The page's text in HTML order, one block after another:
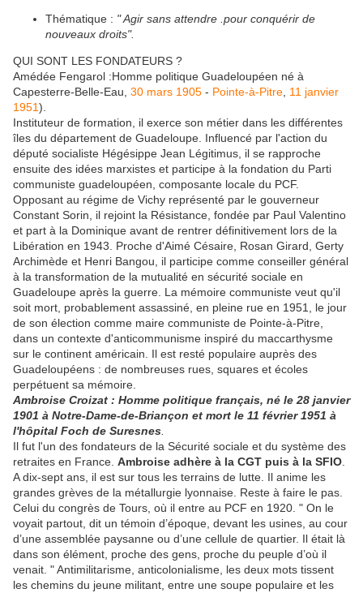
Thématique : " Agir sans attendre .pour conquérir de
nouveaux droits".
QUI SONT LES FONDATEURS ?
Amédée Fengarol :Homme politique Guadeloupéen né à
Capesterre-Belle-Eau, 30 mars 1905 - Pointe-à-Pitre 11 janvier
1951).
Instituteur de formation, il exerce son métier dans les différentes
îles du département de Guadeloupe. Influencé par l'action du
député socialiste Hégésippe Jean Légitimus, il se rapproche
ensuite des idées marxistes et participe à la fondation du Parti
communiste guadeloupéen, composante locale du PCF.
Opposant au régime de Vichy représenté par le gouverneur
Constant Sorin, il rejoint la Résistance, fondée par Paul Valentino
et part à la Dominique avant de rentrer définitivement lors de la
Libération en 1943. Proche d'Aimé Césaire, Rosan Girard, Gerty
Archimède et Henri Bangou, il participe comme conseiller général
à la transformation de la mutualité en sécurité sociale en
Guadeloupe après la guerre. La mémoire communiste veut qu'il
soit mort, probablement assassiné, en pleine rue en 1951, le jour
de son élection comme maire communiste de Pointe-à-Pitre,
dans un contexte d'anticommunisme inspiré du maccarthysme
sur le continent américain. Il est resté populaire auprès des
Guadeloupéens : de nombreuses rues, squares et écoles
perpétuent sa mémoire.
Ambroise Croizat : Homme politique français, né le 28 janvier
1901 à Notre-Dame-de-Briançon et mort le 11 février 1951 à
l'hôpital Foch de Suresnes
Il fut l'un des fondateurs de la Sécurité sociale et du système des
retraites en France. Ambroise adhère à la CGT puis à la SFIO
A dix-sept ans, il est sur tous les terrains de lutte. Il anime les
grandes grèves de la métallurgie lyonnaise. Reste à faire le pas.
Celui du congrès de Tours, où il entre au PCF en 1920. " On le
voyait partout, dit un témoin d’époque, devant les usines, au cour
d’une assemblée paysanne ou d’une cellule de quartier. Il était là
dans son élément, proche des gens, proche du peuple d’où il
venait. " Antimilitarisme, anticolonialisme, les deux mots tissent
les chemins du jeune militant, entre une soupe populaire et les